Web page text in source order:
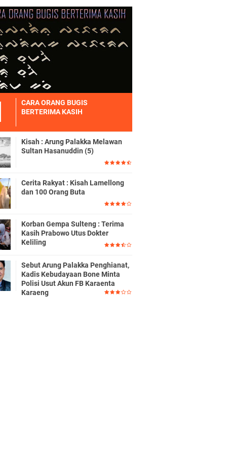
CARA ORANG BUGIS
BERTERIMA KASIH
Kisah : Arung Palakka Melawan
Sultan Hasanuddin (5)
Cerita Rakyat : Kisah Lamellong
dan 100 Orang Buta
Korban Gempa Sulteng : Terima
Kasih Prabowo Utus Dokter
Keliling
Sebut Arung Palakka Penghianat,
Kadis Kebudayaan Bone Minta
Polisi Usut Akun FB Karaenta
Karaeng